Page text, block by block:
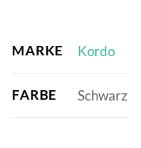
MARKE Kordo
FARBE Schwarz